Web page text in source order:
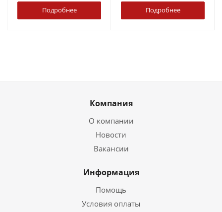
Подробнее Подробнее
Компания
О компании
Новости
Вакансии
Информация
Помощь
Условия оплаты